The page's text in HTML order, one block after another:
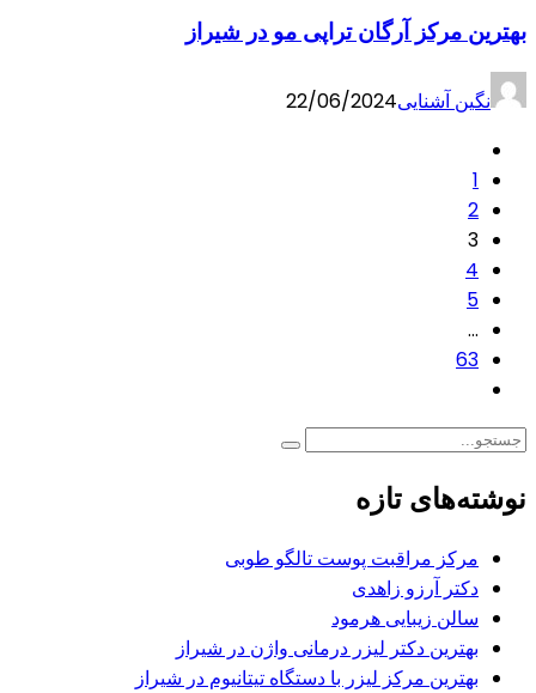
بهترین مرکز آرگان تراپی مو در شیراز
نگین آشنایی22/06/2024
1
2
3
4
5
…
63
نوشته‌های تازه
مرکز مراقبت پوست تالگو طوبی
دکتر آرزو زاهدی
سالن زیبایی هرمود
بهترین دکتر لیزر درمانی واژن در شیراز
بهترین مرکز لیزر با دستگاه تیتانیوم در شیراز